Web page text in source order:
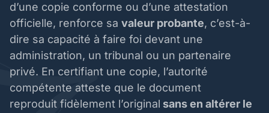
d’une copie conforme ou d’une attestation
officielle, renforce sa valeur probante, c’est-à-
dire sa capacité à faire foi devant une
administration, un tribunal ou un partenaire
privé. En certifiant une copie, l’autorité
compétente atteste que le document
reproduit fidèlement l’original sans en altérer le